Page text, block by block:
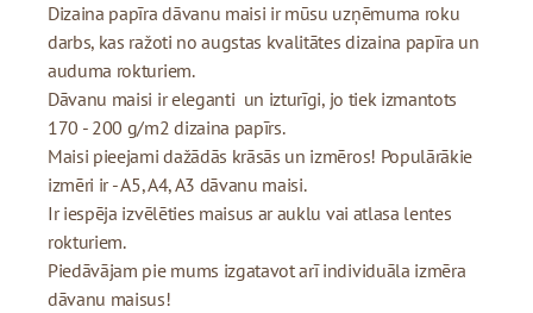
Dizaina papīra dāvanu maisi ir mūsu uzņēmuma roku
darbs, kas ražoti no augstas kvalitātes dizaina papīra un
auduma rokturiem.
Dāvanu maisi ir eleganti un izturīgi, jo tiek izmantots
170 - 200 g/m2 dizaina papīrs.
Maisi pieejami dažādās krāsās un izmēros! Populārākie
izmēri ir - A5, A4, A3 dāvanu maisi.
Ir iespēja izvēlēties maisus ar auklu vai atlasa lentes
rokturiem.
Piedāvājam pie mums izgatavot arī individuāla izmēra
dāvanu maisus!